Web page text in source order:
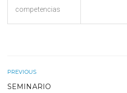
competencias
PREVIOUS
SEMINARIO